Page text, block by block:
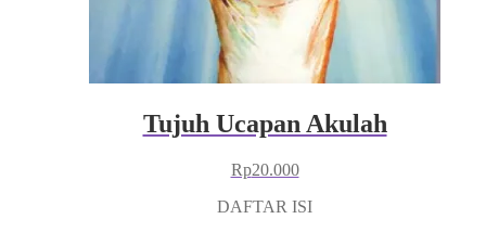
Tujuh Ucapan Akulah
Rp20.000
DAFTAR ISI